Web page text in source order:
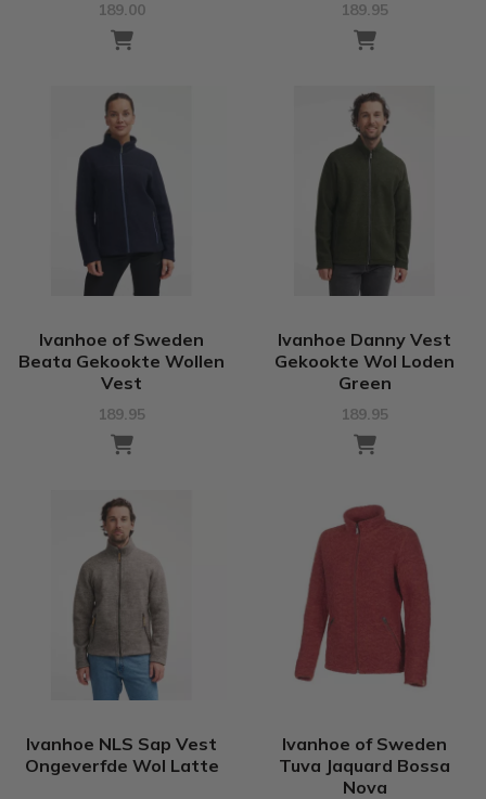
189.00 189.95
Ivanhoe of Sweden
Beata Gekookte Wollen
Vest
189.95
Ivanhoe Danny Vest
Gekookte Wol Loden
Green
189.95
Ivanhoe NLS Sap Vest
Ongeverfde Wol Latte
Ivanhoe of Sweden
Tuva Jaquard Bossa
Nova